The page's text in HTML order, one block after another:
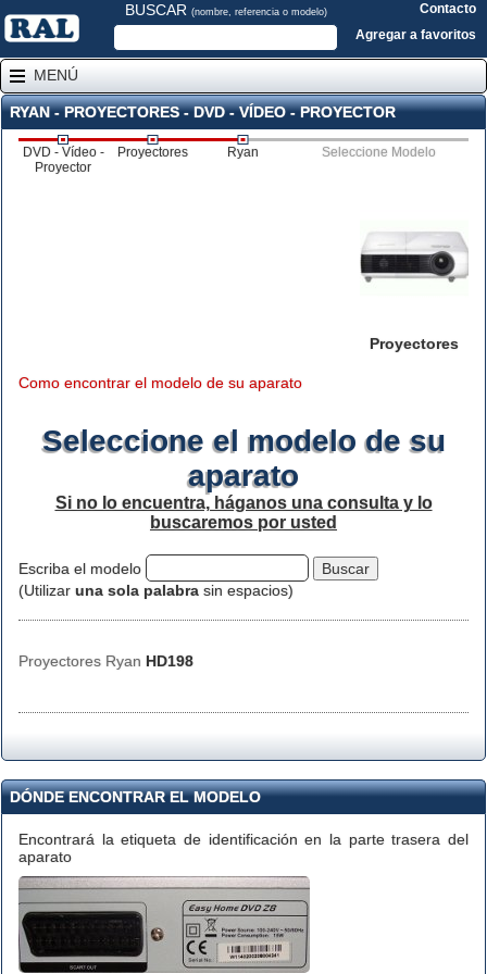
BUSCAR (nombre, referencia o modelo)
Contacto
Agregar a favoritos
MENÚ
RYAN - PROYECTORES - DVD - VÍDEO - PROYECTOR
DVD - Vídeo -
Proyector
Proyectores Ryan Seleccione Modelo
Proyectores
Como encontrar el modelo de su aparato
Seleccione el modelo de su
aparato
Si no lo encuentra, háganos una consulta y lo
buscaremos por usted
Escriba el modelo
(Utilizar una sola palabra sin espacios)
Proyectores Ryan HD198
DÓNDE ENCONTRAR EL MODELO
Encontrará la etiqueta de identificación en la parte trasera del
aparato